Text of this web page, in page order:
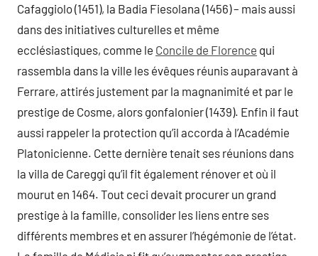
Cafaggiolo (1451), la Badia Fiesolana (1456) – mais aussi
dans des initiatives culturelles et même
ecclésiastiques, comme le Concile de Florence qui
rassembla dans la ville les évêques réunis auparavant à
Ferrare, attirés justement par la magnanimité et par le
prestige de Cosme, alors gonfalonier (1439). Enfin il faut
aussi rappeler la protection qu’il accorda à l’Académie
Platonicienne. Cette dernière tenait ses réunions dans
la villa de Careggi qu’il fit également rénover et où il
mourut en 1464. Tout ceci devait procurer un grand
prestige à la famille, consolider les liens entre ses
différents membres et en assurer l’hégémonie de l’état.